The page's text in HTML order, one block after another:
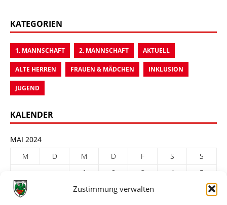
Zustimmung verwalten
KATEGORIEN
1. MANNSCHAFT 2. MANNSCHAFT AKTUELL
ALTE HERREN FRAUEN & MÄDCHEN INKLUSION
JUGEND
KALENDER
MAI 2024
M
D M D F S
S
1
2 3 4
5
6
8 9 10